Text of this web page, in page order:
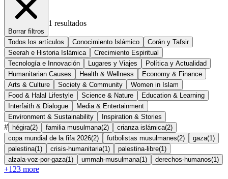
Borrar filtros
1 resultados
Todos los artículos Conocimiento Islámico
Corán y Tafsir
Seerah e Historia Islámica
Crecimiento Espiritual
Tecnología e Innovación
Lugares y Viajes
Política y Actualidad
Humanitarian Causes
Health & Wellness
Economy & Finance
Arts & Culture
Society & Community
Women in Islam
Food & Halal Lifestyle
Science & Nature
Education & Learning
Interfaith & Dialogue
Media & Entertainment
Environment & Sustainability
Inspiration & Stories
# hégira(2) familia musulmana(2) crianza islámica(2)
copa mundial de la fifa 2026(2) futbolistas musulmanes(2) gaza(1 )
palestina(1 ) crisis-humanitaria(1 ) palestina-libre(1 )
alzala-voz-por-gaza(1 ) ummah-musulmana(1 ) derechos-humanos(1 )
+123 more